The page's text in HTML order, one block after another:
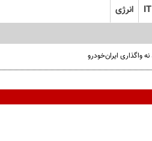
IT انرژی
واگذاری ایران‌خودرو